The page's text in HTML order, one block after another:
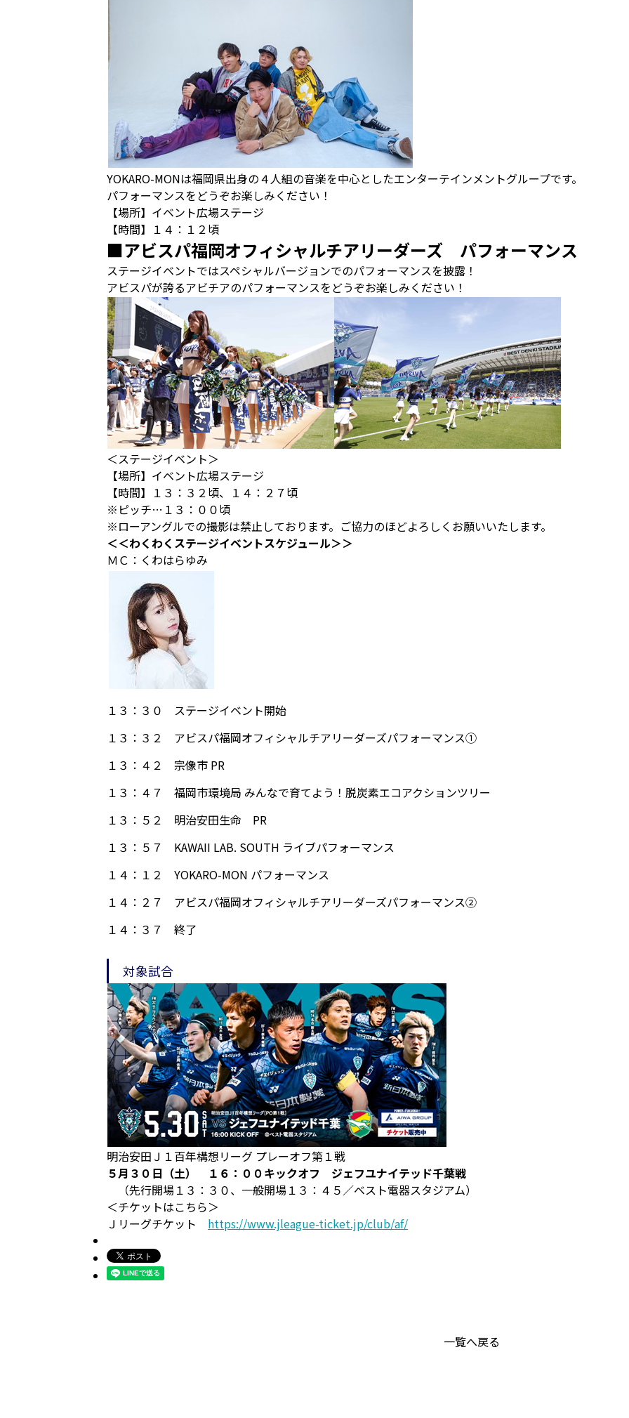
YOKARO-MONは福岡県出身の４人組の音楽を中心としたエンターテインメントグループです。
パフォーマンスをどうぞお楽しみください！
【場所】イベント広場ステージ
【時間】１４：１２頃
■アビスパ福岡オフィシャルチアリーダーズ パフォーマンス
ステージイベントではスペシャルバージョンでのパフォーマンスを披露！
アビスパが誇るアビチアのパフォーマンスをどうぞお楽しみください！
＜ステージイベント＞
【場所】イベント広場ステージ
【時間】１３：３２頃、１４：２７頃
※ピッチ…１３：００頃
※ローアングルでの撮影は禁止しております。ご協力のほどよろしくお願いいたします。
＜＜わくわくステージイベントスケジュール＞＞
ＭＣ：くわはらゆみ
１３：３０
ステージイベント開始
１３：３２
アビスパ福岡オフィシャルチアリーダーズパフォーマンス①
１３：４２
宗像市 PR
１３：４７
福岡市環境局 みんなで育てよう！脱炭素エコアクションツリー
１３：５２
明治安田生命 PR
１３：５７
KAWAII LAB. SOUTH ライブパフォーマンス
１４：１２
YOKARO-MON パフォーマンス
１４：２７
アビスパ福岡オフィシャルチアリーダーズパフォーマンス②
１４：３７
終了
対象試合
明治安田Ｊ１百年構想リーグ プレーオフ第１戦
５月３０日（土） １６：００キックオフ ジェフユナイテッド千葉戦
（先行開場１３：３０、一般開場１３：４５／ベスト電器スタジアム）
＜チケットはこちら＞
Ｊリーグチケット https://www.jleague-ticket.jp/club/af/
一覧へ戻る